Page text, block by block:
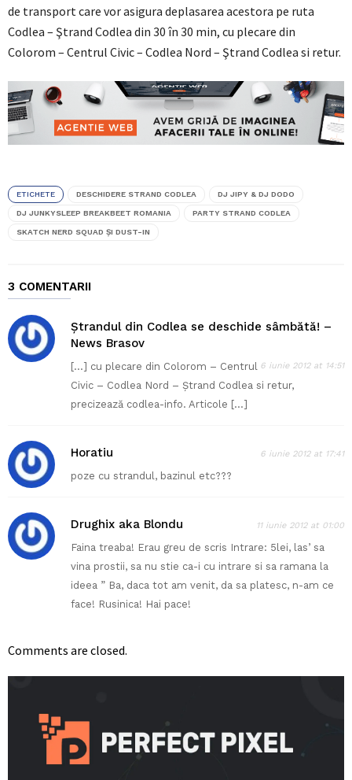
de transport care vor asigura deplasarea acestora pe ruta
Codlea – Ştrand Codlea din 30 în 30 min, cu plecare din
Colorom – Centrul Civic – Codlea Nord – Ştrand Codlea si retur.
ETICHETE DESCHIDERE STRAND CODLEA DJ JIPY & DJ DODO
DJ JUNKYSLEEP BREAKBEET ROMANIA PARTY STRAND CODLEA
SKATCH NERD SQUAD ŞI DUST-IN
3 COMENTARII
Ştrandul din Codlea se deschide sâmbătă! –
News Brasov
6 iunie 2012 at 14:51
[…] cu plecare din Colorom – Centrul
Civic – Codlea Nord – Ştrand Codlea si retur,
precizează codlea-info. Articole […]
Horatiu 6 iunie 2012 at 17:41
poze cu strandul, bazinul etc???
Drughix aka Blondu 11 iunie 2012 at 01:00
Faina treaba! Erau greu de scris Intrare: 5lei, las’ sa
vina prostii, sa nu stie ca-i cu intrare si sa ramana la
ideea ” Ba, daca tot am venit, da sa platesc, n-am ce
face! Rusinica! Hai pace!
Comments are closed.